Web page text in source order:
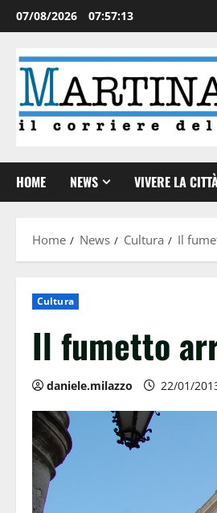
07/08/2026 07:57:14
HOME NEWS VIVERE LA
Home News Cultura Il
Cultura
Il fumetto
daniele.milazzo 22/01/